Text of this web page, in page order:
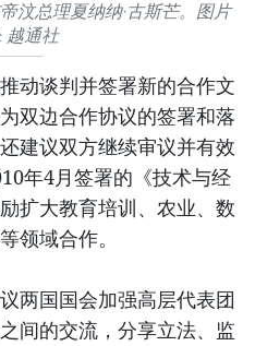
汶总理夏纳纳·古斯芒。图片
越通社
动谈判并签署新的合作文
双边合作协议的签署和落
建议双方继续审议并有效
年4月签署的《技术与经
扩大教育培训、农业、数
领域合作。
两国国会加强高层代表团
间的交流，分享立法、监